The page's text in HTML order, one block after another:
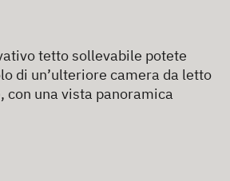
tetto sollevabile potete
di un’ulteriore camera da letto
con una vista panoramica